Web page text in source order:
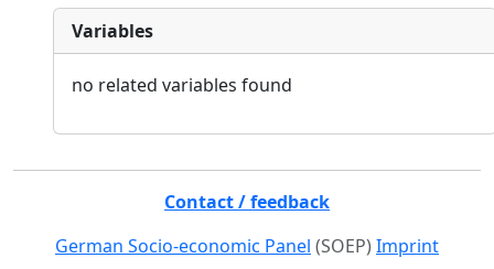
Variables
no related variables found
Contact / feedback
German Socio-economic Panel (SOEP) Imprint